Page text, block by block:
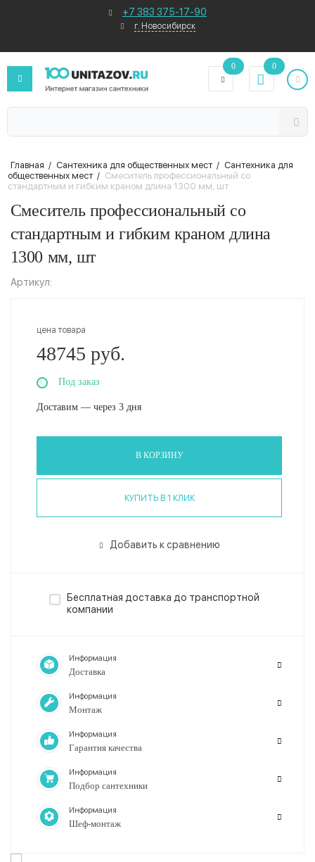
+7 383 375-17-90
г. Новосибирск
0 0
Главная / Сантехника для общественных мест / Сантехника для
общественных мест / Смеситель профессиональный со
стандартным и гибким краном длина 1300 мм, шт
Смеситель профессиональный со
стандартным и гибким краном длина
1300 мм, шт
Артикул:
цена товара
48745 руб.
Под заказ
Доставим — через 3 дня
В КОРЗИНУ
КУПИТЬ В 1 КЛИК
Добавить к сравнению
Бесплатная доставка до транспортной
компании
Информация
Доставка
Информация
Монтаж
Информация
Гарантия качества
Информация
Подбор сантехники
Информация
Шеф-монтаж